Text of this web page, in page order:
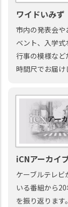
ワイドいみず
市内の発表会や
ベント、入学
行事の模様など
時間尺でお届け
iCNアーカイ
ケーブルテレビ
いる番組から
を振り返ります。